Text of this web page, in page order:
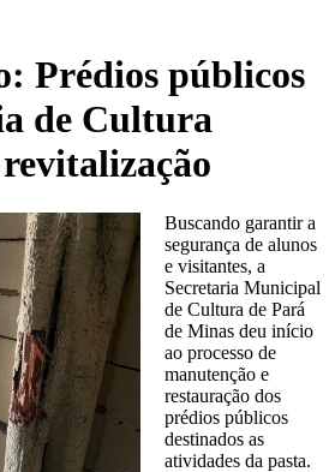
Prédios públicos
de Cultura
Buscando garantir a
segurança de alunos
e visitantes, a
Secretaria Municipal
de Cultura de Pará
de Minas deu início
ao processo de
manutenção e
restauração dos
prédios públicos
destinados as
atividades da pasta.